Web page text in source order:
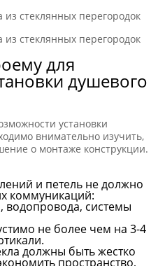
стеклянных перегородок
для
душевого
установки
внимательно изучить,
о монтаже конструкции.
и петель не должно
коммуникаций:
водопровода, системы
не более чем на 3-4
должны быть жестко
пространство,